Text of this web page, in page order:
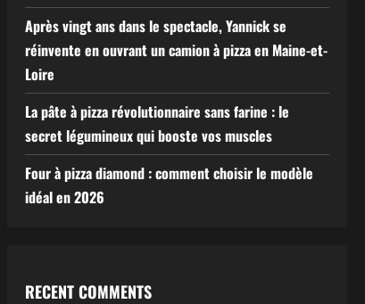
Après vingt ans dans le spectacle, Yannick se
réinvente en ouvrant un camion à pizza en Maine-et-
Loire
La pâte à pizza révolutionnaire sans farine : le
secret légumineux qui booste vos muscles
Four à pizza diamond : comment choisir le modèle
idéal en 2026
RECENT COMMENTS